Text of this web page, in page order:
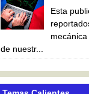
Esta
de nuestr...